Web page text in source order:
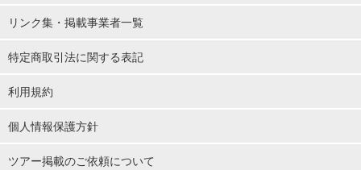
リンク集・掲載事業者一覧
特定商取引法に関する表記
利用規約
個人情報保護方針
ツアー掲載のご依頼について